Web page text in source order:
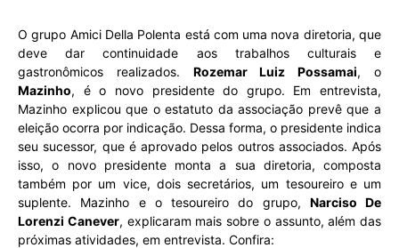
O grupo Amici Della Polenta está com uma nova diretoria, que
deve dar continuidade aos trabalhos culturais e
gastronômicos realizados. Rozemar Luiz Possamai, o
Mazinho, é o novo presidente do grupo. Em entrevista,
Mazinho explicou que o estatuto da associação prevê que a
eleição ocorra por indicação. Dessa forma, o presidente indica
seu sucessor, que é aprovado pelos outros associados. Após
isso, o novo presidente monta a sua diretoria, composta
também por um vice, dois secretários, um tesoureiro e um
suplente. Mazinho e o tesoureiro do grupo, Narciso De
Lorenzi Canever, explicaram mais sobre o assunto, além das
próximas atividades, em entrevista. Confira: